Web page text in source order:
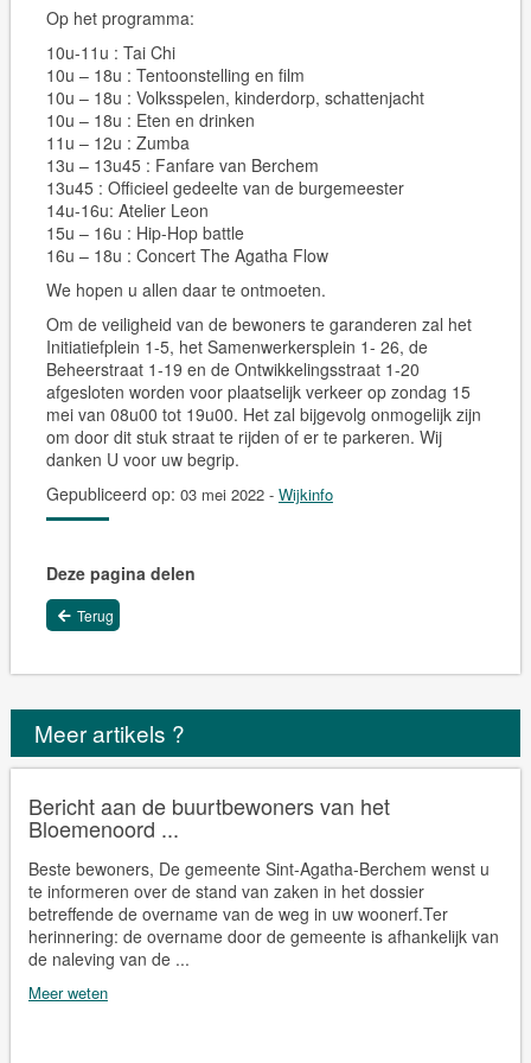
Op het programma:
10u-11u : Tai Chi
10u – 18u : Tentoonstelling en film
10u – 18u : Volksspelen, kinderdorp, schattenjacht
10u – 18u : Eten en drinken
11u – 12u : Zumba
13u – 13u45 : Fanfare van Berchem
13u45 : Officieel gedeelte van de burgemeester
14u-16u: Atelier Leon
15u – 16u : Hip-Hop battle
16u – 18u : Concert The Agatha Flow
We hopen u allen daar te ontmoeten.
Om de veiligheid van de bewoners te garanderen zal het
Initiatiefplein 1-5, het Samenwerkersplein 1- 26, de
Beheerstraat 1-19 en de Ontwikkelingsstraat 1-20
afgesloten worden voor plaatselijk verkeer op zondag 15
mei van 08u00 tot 19u00. Het zal bijgevolg onmogelijk zijn
om door dit stuk straat te rijden of er te parkeren. Wij
danken U voor uw begrip.
Gepubliceerd op: 03 mei 2022 - Wijkinfo
Deze pagina delen
Terug
Meer artikels ?
Bericht aan de buurtbewoners van het
Bloemenoord ...
Beste bewoners, De gemeente Sint-Agatha-Berchem wenst u
te informeren over de stand van zaken in het dossier
betreffende de overname van de weg in uw woonerf.Ter
herinnering: de overname door de gemeente is afhankelijk van
de naleving van de ...
Meer weten